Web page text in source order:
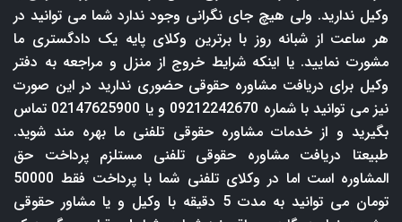
وکیل ندارید. ولی هیچ جای نگرانی وجود ندارد شما می توانید در
هر ساعت از شبانه روز با برترین وکلای پایه یک دادگستری ما
مشورت نمایید. یا اینکه شرایط خروج از منزل و مراجعه به دفتر
وکیل برای دریافت مشاوره حقوقی حضوری ندارید در این صورت
نیز می توانید با شماره 09212242670 و یا 02147625900 تماس
بگیرید و از خدمات مشاوره حقوقی تلفنی ما بهره مند شوید.
طبیعتا دریافت مشاوره حقوقی تلفنی مستلزم پرداخت حق
المشاوره است اما در وکلای تلفنی شما با پرداخت فقط 50000
تومان می توانید به مدت 5 دقیقه با وکیل و یا مشاور حقوقی